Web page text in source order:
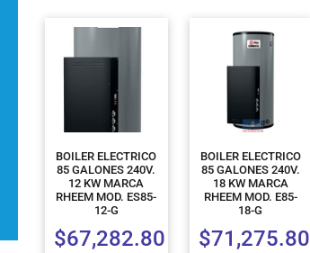
BOILER ELECTRICO
85 GALONES 240V.
12 KW MARCA
RHEEM MOD. ES85-
12-G
$67,282.80
BOILER ELECTRICO
85 GALONES 240V.
18 KW MARCA
RHEEM MOD. E85-
18-G
$71,275.80